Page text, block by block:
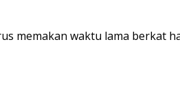
memakan waktu lama berkat